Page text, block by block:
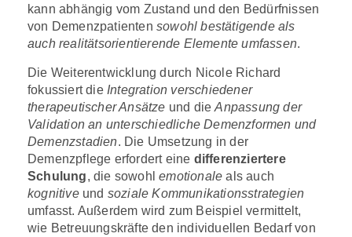
kann abhängig vom Zustand und den Bedürfnissen
von Demenzpatienten sowohl bestätigende als
auch realitätsorientierende Elemente umfassen.
Die Weiterentwicklung durch Nicole Richard
fokussiert die Integration verschiedener
therapeutischer Ansätze und dieAnpassung der
Validation an unterschiedliche Demenzformen und
Demenzstadien. Die Umsetzung in der
Demenzpflege erfordert eine differenziertere
Schulung, die sowohlemotionaleals auch
kognitive und soziale Kommunikationsstrategien
umfasst. Außerdem wird zum Beispiel vermittelt,
wie Betreuungskräfte den individuellen Bedarf von